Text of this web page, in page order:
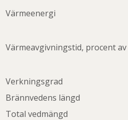
Värmeenergi
Värmeavgivningstid, procent
Verkningsgrad
Brännvedens längd
Total vedmängd